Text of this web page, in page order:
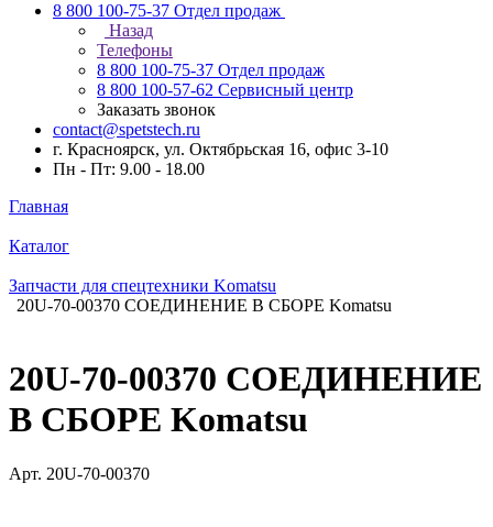
8 800 100-75-37 Отдел продаж
Назад
Телефоны
8 800 100-75-37 Отдел продаж
8 800 100-57-62 Сервисный центр
Заказать звонок
contact@spetstech.ru
г. Красноярск, ул. Октябрьская 16, офис 3-10
Пн - Пт: 9.00 - 18.00
Главная
Каталог
Запчасти для спецтехники Komatsu
20U-70-00370 СОЕДИНЕНИЕ В СБОРЕ Komatsu
20U-70-00370 СОЕДИНЕНИЕ
В СБОРЕ Komatsu
Арт. 20U-70-00370